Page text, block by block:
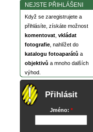
NEJSTE PŘIHLÁŠENI
Když se zaregistrujete a
přihlásíte, získáte možnost
komentovat vkládat
fotografie , nahlížet do
katalogu fotoaparátů a
objektivů a mnoho dalších
výhod.
Přihlásit
Jméno: *